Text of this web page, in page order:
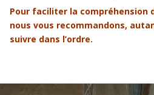
Pour faciliter la compréhension
nous vous recommandons,
suivre dans l’ordre.